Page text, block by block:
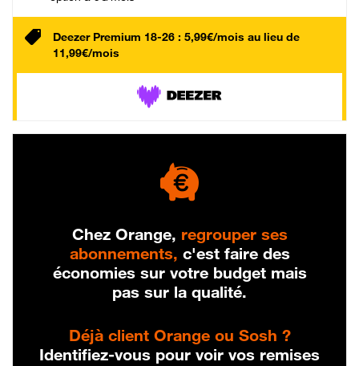
Deezer Premium 18-26 : 5,99€/mois au lieu de
11,99€/mois
Chez Orange, regrouper ses
abonnements, c'est faire des
économies sur votre budget mais
pas sur la qualité.
Déjà client Orange ou Sosh ?
Identifiez-vous pour voir vos remises